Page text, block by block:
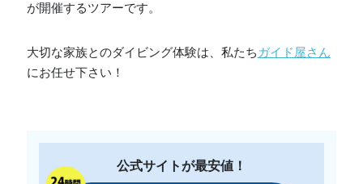
が開催するツアーです。
大切な家族とのダイビング体験は、私たち ガイド屋さん
にお任せ下さい！
公式サイトが最安値！